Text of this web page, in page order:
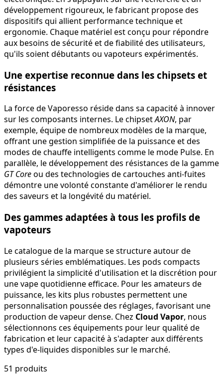
développement rigoureux, le fabricant propose des
dispositifs qui allient performance technique et
ergonomie. Chaque matériel est conçu pour répondre
aux besoins de sécurité et de fiabilité des utilisateurs,
qu'ils soient débutants ou vapoteurs expérimentés.
Une expertise reconnue dans les chipsets et
résistances
La force de Vaporesso réside dans sa capacité à innover
sur les composants internes. Le chipsetAXON, par
exemple, équipe de nombreux modèles de la marque,
offrant une gestion simplifiée de la puissance et des
modes de chauffe intelligents comme le mode Pulse. En
parallèle, le développement des résistances de la gamme
GT Coreou des technologies de cartouches anti-fuites
démontre une volonté constante d'améliorer le rendu
des saveurs et la longévité du matériel.
Des gammes adaptées à tous les profils de
vapoteurs
Le catalogue de la marque se structure autour de
plusieurs séries emblématiques. Les pods compacts
privilégient la simplicité d'utilisation et la discrétion pour
une vape quotidienne efficace. Pour les amateurs de
puissance, les kits plus robustes permettent une
personnalisation poussée des réglages, favorisant une
production de vapeur dense. Chez Cloud Vapor, nous
sélectionnons ces équipements pour leur qualité de
fabrication et leur capacité à s'adapter aux différents
types d'e-liquides disponibles sur le marché.
51 produits